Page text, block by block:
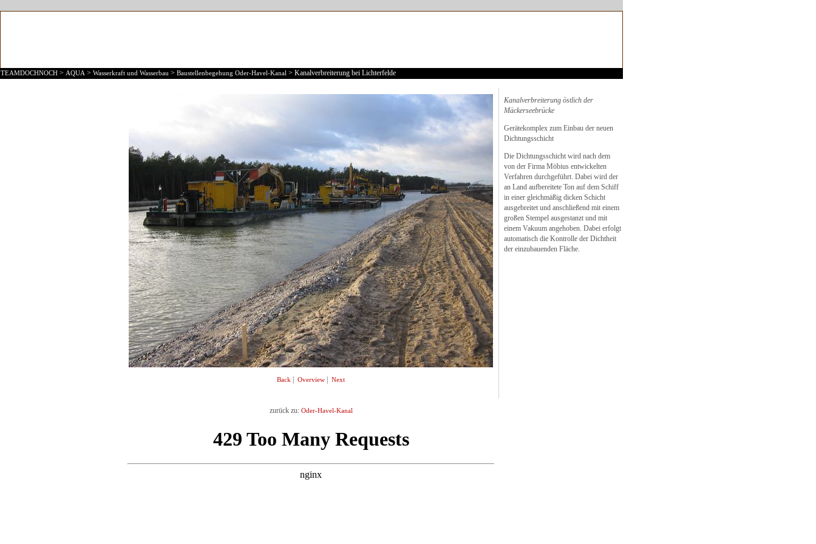
TEAMDOCHNOCH > AQUA > Wasserkraft und Wasserbau > Baustellenbegehung Oder-Havel-Kanal > Kanalverbreiterung bei Lichterfelde
Back| Overview| Next
zurück zu: Oder-Havel-Kanal
Kanalverbreiterung östlich der
Mäckerseebrücke
Gerätekomplex zum Einbau der neuen
Dichtungsschicht
Die Dichtungsschicht wird nach dem
von der Firma Möbius entwickelten
Verfahren durchgeführt. Dabei wird der
an Land aufbereitete Ton auf dem Schiff
in einer gleichmäßig dicken Schicht
ausgebreitet und anschließend mit einem
großen Stempel ausgestanzt und mit
einem Vakuum angehoben. Dabei erfolgt
automatisch die Kontrolle der Dichtheit
der einzubauenden Fläche.